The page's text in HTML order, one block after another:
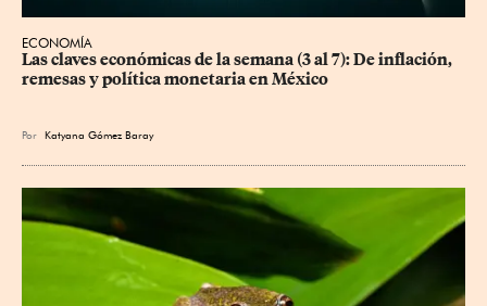
ECONOMÍA
Las claves económicas de la semana (3 al 7): De inflación,
remesas y política monetaria en México
Por Katyana Gómez Baray